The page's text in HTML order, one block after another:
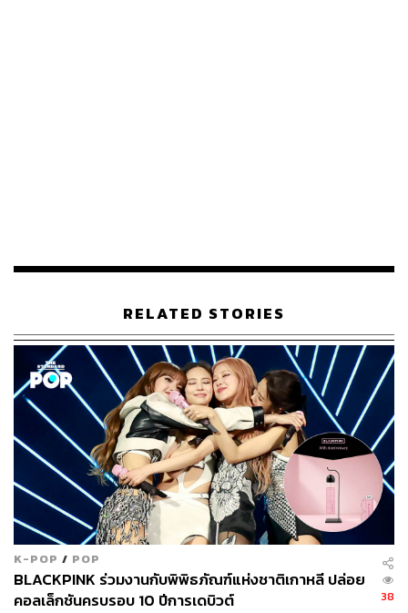
RELATED STORIES
K-POP / POP
BLACKPINK ร่วมงานกับพิพิธภัณฑ์แห่งชาติเกาหลี ปล่อย
คอลเล็กชันครบรอบ 10 ปีการเดบิวต์
38